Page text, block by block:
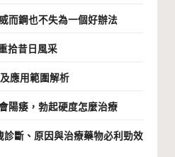
而鋼也不失為一個好辦法
拾昔日風采
應用範圍解析
陽痿，勃起硬度怎麼治療
斷、原因與治療藥物必利勁效